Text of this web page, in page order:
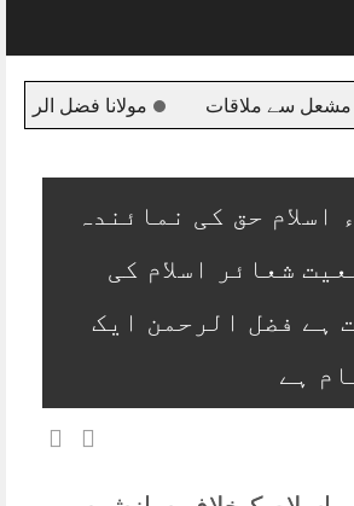
قطر پہنچ گئے اس وقت ملکی سالمیت
اسلام حق کی نمائندہ
شعائر اسلام کی
ہے فضل الرحمن ایک
ہے